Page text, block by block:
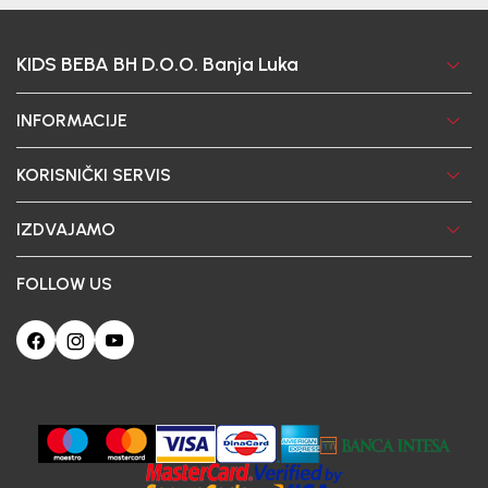
KIDS BEBA BH D.O.O. Banja Luka
INFORMACIJE
KORISNIČKI SERVIS
IZDVAJAMO
FOLLOW US